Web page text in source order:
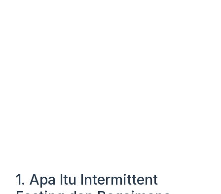
1. Apa Itu Intermittent